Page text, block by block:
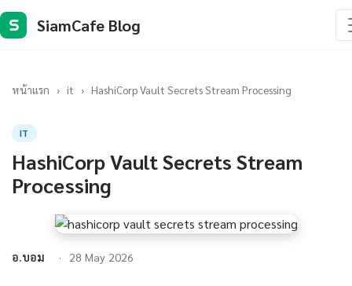
S SiamCafe Blog
หน้าแรก › it › HashiCorp Vault Secrets Stream Processing
IT
HashiCorp Vault Secrets Stream
Processing
อ.บอม 28 May 2026